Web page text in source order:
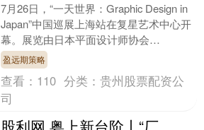
7月26日，“一天世界：Graphic Design in
Japan”中国巡展上海站在复星艺术中心开
幕。展览由日本平面设计师协会
（JAGDA）联合上海复星艺术....
盈远期策略
查看： 110 分类：贵州股票配资公
司